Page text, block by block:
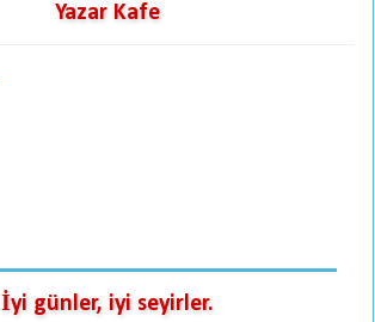
Yazar Kafe
İyi günler, iyi seyirler.